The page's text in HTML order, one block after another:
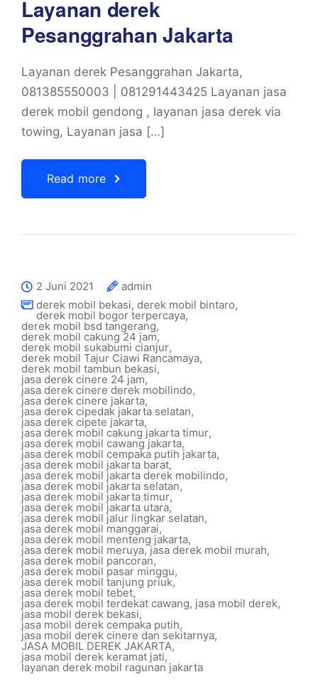
Layanan derek
Pesanggrahan Jakarta
Layanan derek Pesanggrahan Jakarta,
081385550003 | 081291443425 Layanan jasa
derek mobil gendong , layanan jasa derek via
towing, Layanan jasa […]
Read more
2 Juni 2021
admin
derek mobil bekasi, derek mobil bintaro,
derek mobil bogor terpercaya,
derek mobil bsd tangerang,
derek mobil cakung 24 jam,
derek mobil sukabumi cianjur,
derek mobil Tajur Ciawi Rancamaya,
derek mobil tambun bekasi,
jasa derek cinere 24 jam,
jasa derek cinere derek mobilindo,
jasa derek cinere jakarta,
jasa derek cipedak jakarta selatan,
jasa derek cipete jakarta,
jasa derek mobil cakung jakarta timur,
jasa derek mobil cawang jakarta,
jasa derek mobil cempaka putih jakarta,
jasa derek mobil jakarta barat,
jasa derek mobil jakarta derek mobilindo,
jasa derek mobil jakarta selatan,
jasa derek mobil jakarta timur,
jasa derek mobil jakarta utara,
jasa derek mobil jalur lingkar selatan,
jasa derek mobil manggarai,
jasa derek mobil menteng jakarta,
jasa derek mobil meruya,jasa derek mobil murah,
jasa derek mobil pancoran,
jasa derek mobil pasar minggu,
jasa derek mobil tanjung priuk,
jasa derek mobil tebet,
jasa derek mobil terdekat cawang, jasa mobil derek,
jasa mobil derek bekasi,
jasa mobil derek cempaka putih,
jasa mobil derek cinere dan sekitarnya,
JASA MOBIL DEREK JAKARTA,
jasa mobil derek keramat jati,
layanan derek mobil ragunan jakarta